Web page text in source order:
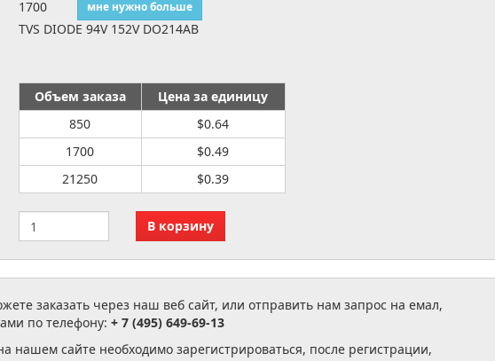
1700 мне нужно больше
TVS DIODE 94V 152V DO214AB
Объем заказа
Цена за единицу
850
$0.64
1700
$0.49
21250
$0.39
заказать через наш веб сайт, или отправить нам запрос на емал,
по телефону: + 7 (495) 649-69-13
нашем сайте необходимо зарегистрироваться, после регистрации,